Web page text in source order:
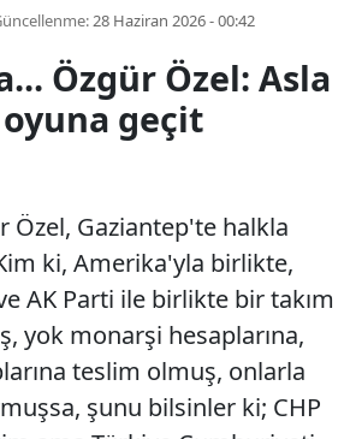
28 Haziran 2026 - 00:42
Özgür Özel: Asla
geçit
Özel, Gaziantep'te halkla
ki, Amerika'yla birlikte,
AK Parti ile birlikte bir takım
yok monarşi hesaplarına,
teslim olmuş, onlarla
şunu bilsinler ki; CHP